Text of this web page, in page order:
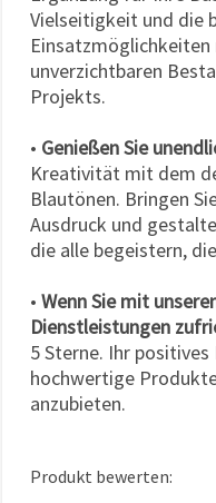
Vielseitigkeit und die
Einsatzmöglichkeiten
unverzichtbaren
Projekts.
• Genießen Sie
Kreativität mit dem
Blautönen. Bringen
Ausdruck und
die alle begeistern,
• Wenn Sie mit
Dienstleistungen
5 Sterne. Ihr
hochwertige
anzubieten.
Produkt bewerten: